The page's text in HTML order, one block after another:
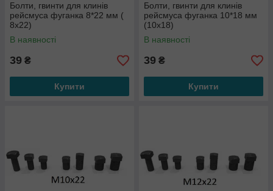
Болти, гвинти для клинів
рейсмуса фуганка 8*22 мм (
8х22)
В наявності
39 ₴
Купити
Болти, гвинти для клинів
рейсмуса фуганка 10*18 мм
(10х18)
В наявності
39 ₴
Купити